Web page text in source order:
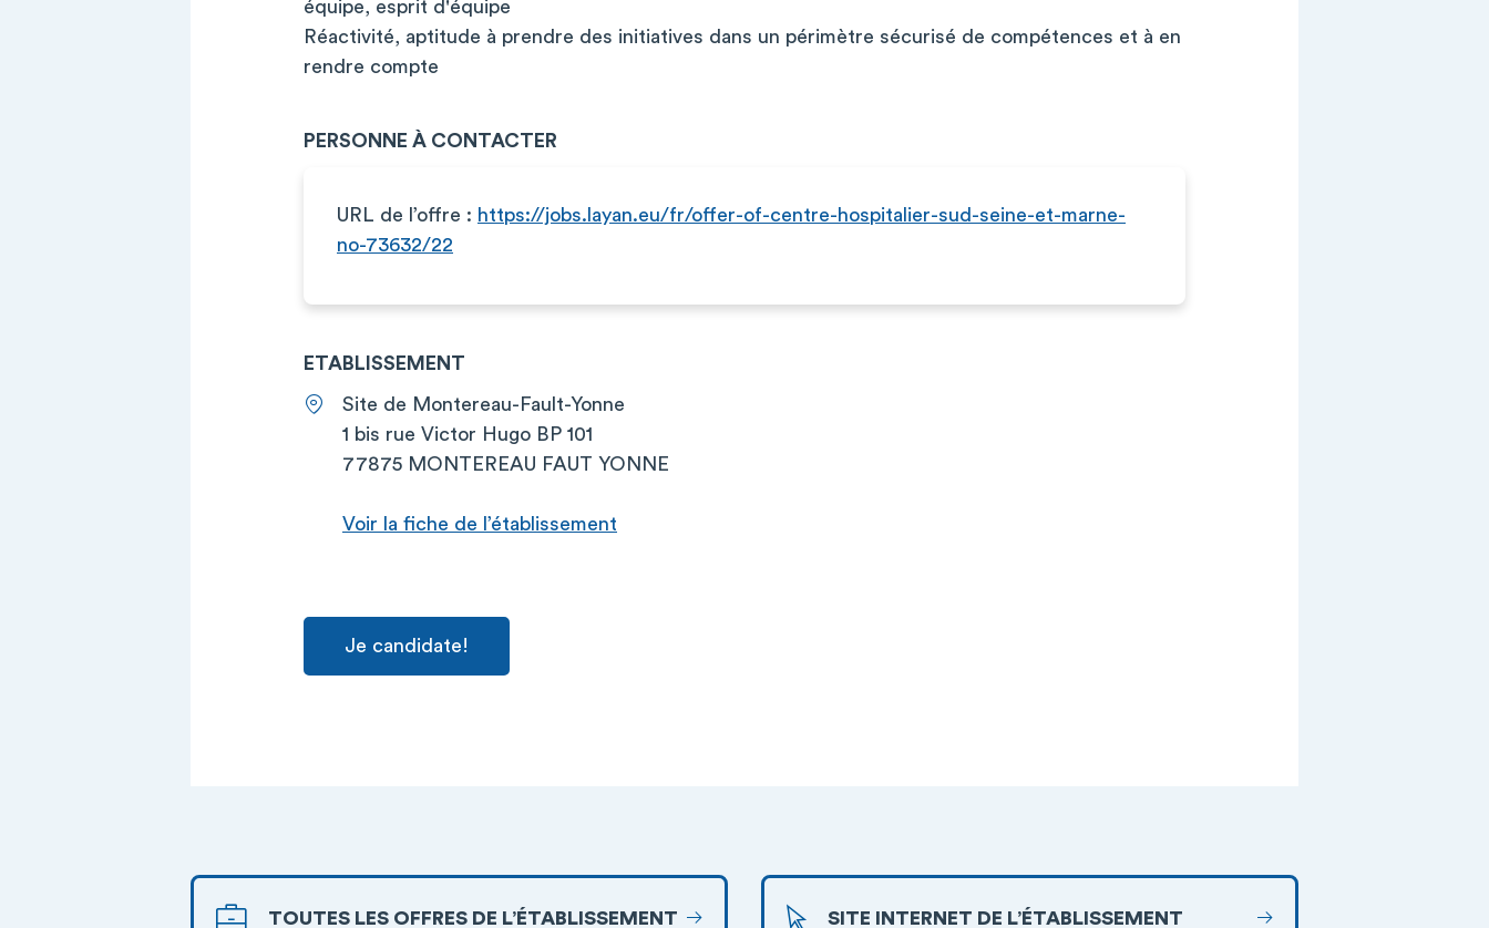
équipe, esprit d'équipe
Réactivité, aptitude à prendre des initiatives dans un périmètre sécurisé de compétences et à en
rendre compte
PERSONNE À CONTACTER
URL de l’offre : https://jobs.layan.eu/fr/offer-of-centre-hospitalier-sud-seine-et-marne-
no-73632/22
ETABLISSEMENT
Site de Montereau-Fault-Yonne
1 bis rue Victor Hugo BP 101
77875 MONTEREAU FAUT YONNE
Voir la fiche de l’établissement
Je candidate!
TOUTES LES OFFRES DE L’ÉTABLISSEMENT SITE INTERNET DE L’ÉTABLISSEMENT